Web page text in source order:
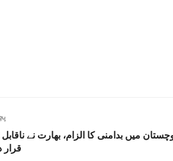
میں بدامنی کا الزام، بھارت نے
قرار